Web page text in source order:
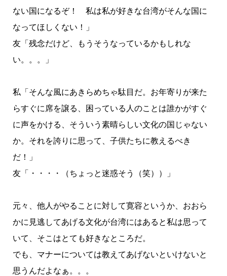
ない国になるぞ！ 私は私が好きな台湾がそんな国に
なってほしくない！」
友「残念だけど、もうそうなっているかもしれな
い。。。」
私「そんな風にあきらめちゃ駄目だ。お年寄りが来た
らすぐに席を譲る、困っている人のことは誰かがすぐ
に声をかける、そういう素晴らしい文化の国じゃない
か。それを誇りに思って、子供たちに教えるべき
だ！」
友「・・・・（ちょっと迷惑そう（笑））」
元々、他人がやることに対して寛容というか、おおら
かに見逃してあげる文化が台湾にはあると私は思って
いて、そこはとても好きなところだ。
でも、マナーについては教えてあげないといけないと
思うんだよなぁ。。。